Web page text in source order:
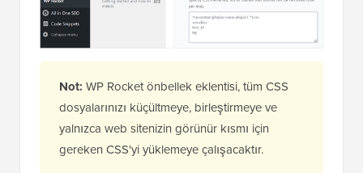
Not: WP Rocket önbellek eklentisi, tüm CSS
dosyalarınızı küçültmeye, birleştirmeye ve
yalnızca web sitenizin görünür kısmı için
gereken CSS'yi yüklemeye çalışacaktır.